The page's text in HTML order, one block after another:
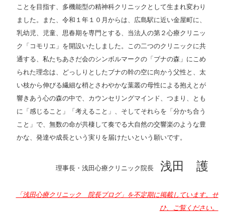
ことを目指す、多機能型の精神科クリニックとして生まれ変わり
ました。また、令和１年１０月からは、広島駅に近い金屋町に、
乳幼児、児童、思春期を専門とする、当法人の第２心療クリニッ
ク「コモリエ」を開設いたしました。この二つのクリニックに共
通する、私たちあさだ会のシンボルマークの「ブナの森」にこめ
られた理念は、どっしりとしたブナの幹の空に向かう父性と、太
い枝から伸びる繊細な梢とさわやかな葉叢の母性による抱えとが
響きあう心の森の中で、カウンセリングマインド、つまり、とも
に「感じること」「考えること」、そしてそれらを「分かち合う
こと」で、無数の命が共棲して奏でる大自然の交響楽のような豊
かな、発達や成長という実りを届けたいという願いです。
理事長・浅田心療クリニック院長 浅田 護
「浅田心療クリニック 院長ブログ」を不定期に掲載しています。ぜ
ひ、ご覧ください。